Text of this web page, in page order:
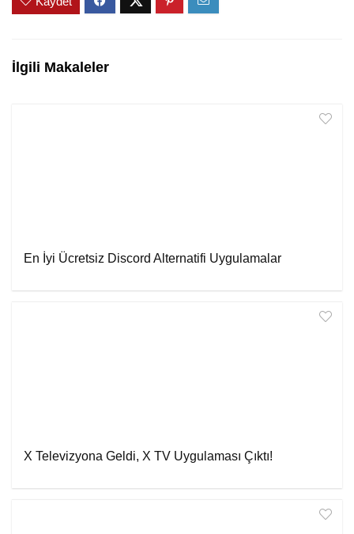
İlgili Makaleler
En İyi Ücretsiz Discord Alternatifi Uygulamalar
X Televizyona Geldi, X TV Uygulaması Çıktı!